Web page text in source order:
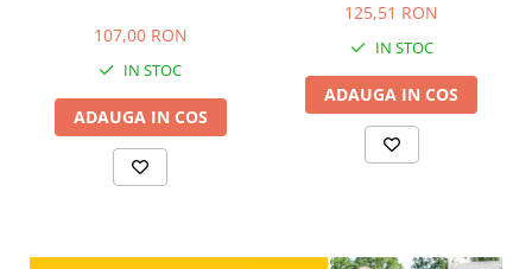
+
107,00 RON
IN STOC
ADAUGA IN COS
125,51 RON
IN STOC
ADAUGA IN COS